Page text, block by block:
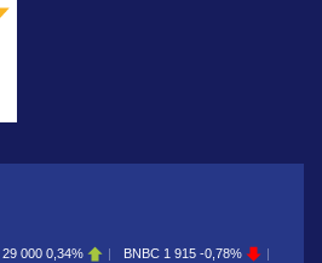
0,34% BNBC 1 915 -0,78% BOAB